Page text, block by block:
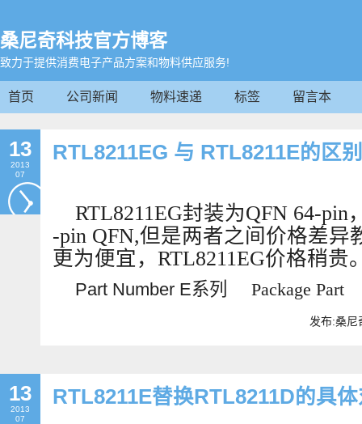
桑尼奇科技官方博客
致力于提供消费电子产品方案和物料供应服务!
首页 公司新闻 物料速递 标签 留言本
13
2013
07
RTL8211EG 与 RTL8211E的区别
RTL8211EG封装为QFN 64-pin
-pin QFN,但是两者之间价格差异
更为便宜，RTL8211EG价格稍贵
Part Number E系列 Package
发布:桑尼
13
2013
07
RTL8211E替换RTL8211D的具